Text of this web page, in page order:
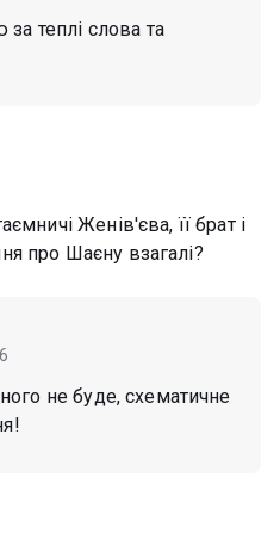
теплі слова та
Женів'єва, її брат і
про Шаєну взагалі?
не буде, схематичне